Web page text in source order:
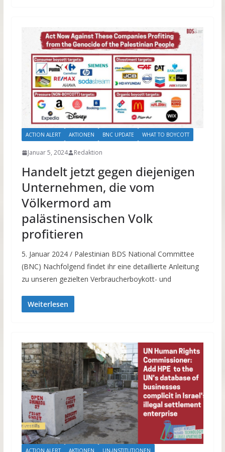
ACTION ALERT AKTIONEN BNC UPDATE WHAT TO BOYCOTT
Januar 5, 2024 Redaktion
Handelt jetzt gegen diejenigen
Unternehmen, die vom
Völkermord am
palästinensischen Volk
profitieren
5. Januar 2024 / Palestinian BDS National Committee
(BNC) Nachfolgend findet ihr eine detaillierte Anleitung
zu unseren gezielten Verbraucherboykott- und
Weiterlesen
ACTION ALERT AKTIONEN UN-INSTITUTIONEN